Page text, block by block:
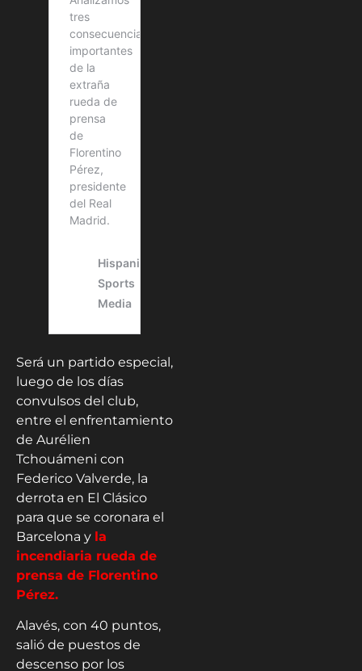
Será un partido especial,
luego de los días
convulsos del club,
entre el enfrentamiento
de Aurélien
Tchouámeni con
Federico Valverde, la
derrota en El Clásico
para que se coronara el
Barcelona y la
incendiaria rueda de
prensa de Florentino
Pérez.
Alavés, con 40 puntos,
salió de puestos de
descenso por los